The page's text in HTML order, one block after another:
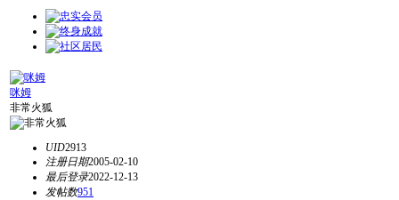
咪姆
非常火狐
UID2913
注册日期2005-02-10
最后登录2022-12-13
发帖数951